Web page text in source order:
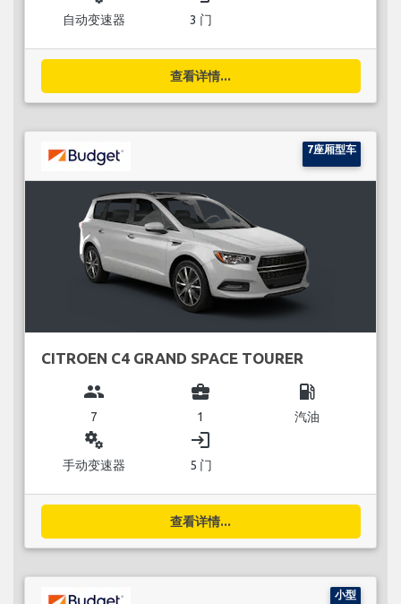
自动变速器 3 门
查看详情...
7座厢型车
CITROEN C4 GRAND SPACE TOURER
group
7
business_center
1
local_gas_station
汽油
miscellaneous_services
手动变速器
login
5 门
查看详情...
小型